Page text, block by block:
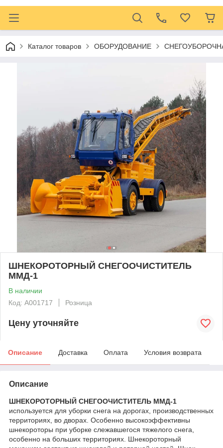
Каталог товаров ОБОРУДОВАНИЕ
ШНЕКОРОТОРНЫЙ СНЕГООЧИСТИТЕЛЬ
ММД-1
В наличии
Код: А001717
Розница
Цену уточняйте
Описание Доставка Оплата Условия возврата
Описание
ШНЕКОРОТОРНЫЙ СНЕГООЧИСТИТЕЛЬ ММД-1
используется для уборки снега на дорогах, производственных
территориях, во дворах. Особенно высокоэффективны
шнекороторы при уборке слежавшегося тяжелого снега,
особенно на больших территориях. Шнекороторный